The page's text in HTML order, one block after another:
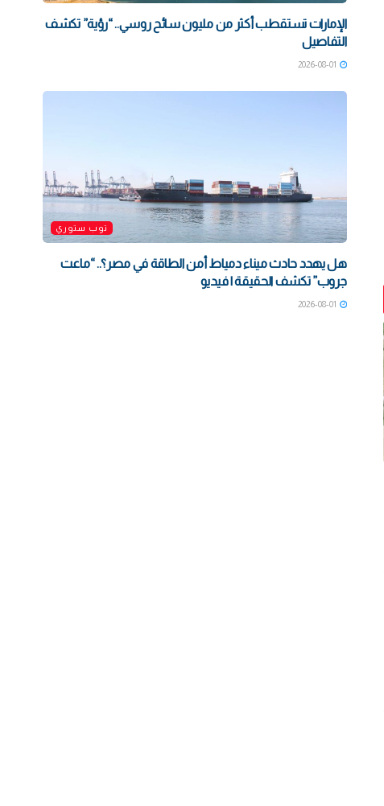
الإمارات تستقطب أكثر من مليون سائح روسي.. “رؤية” تكشف
التفاصيل
توب ستوري
هل يهدد حادث ميناء دمياط أمن الطاقة في مصر؟.. “ماعت
جروب” تكشف الحقيقة | فيديو